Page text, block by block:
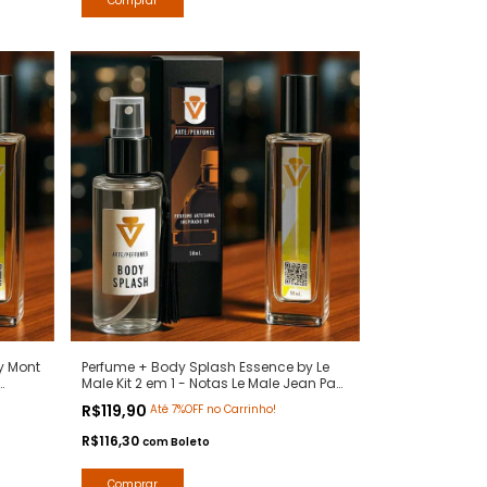
Mont
1
Perfume + Body Splash Essence by Le
Male Kit 2 em 1 - Notas Le Male Jean Paul
- Contratipos Premium - Arte 1 Perfumes
R$119,90 Até 7%OFF no Carrinho!
R$116,30 comBoleto